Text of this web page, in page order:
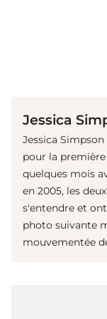
Jessica
Jessica
pour la
quelques mois
en 2005, les
s'entendre et
photo suivante
mouvementée